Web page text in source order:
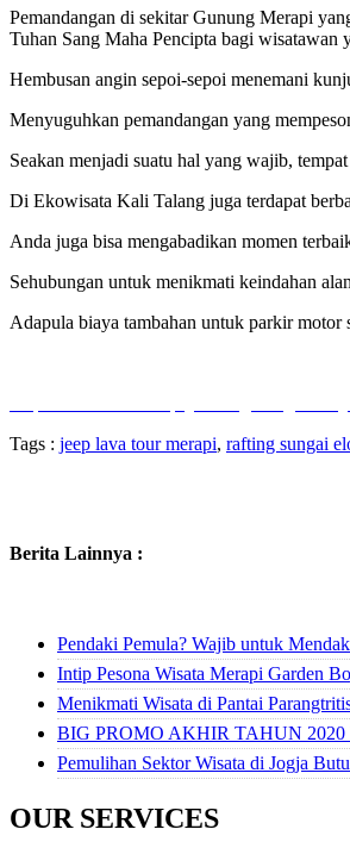
Pemandangan di sekitar Gunung Merapi
Tuhan Sang Maha Pencipta bagi wisatawan
Hembusan angin sepoi-sepoi menemani
Menyuguhkan pemandangan yang
Seakan menjadi suatu hal yang wajib,
Di Ekowisata Kali Talang juga terdapat
Anda juga bisa mengabadikan momen
Sehubungan untuk menikmati keindahan
Adapula biaya tambahan untuk parkir
Tags : jeep lava tour merapi, rafting sungai
Berita Lainnya :
Pendaki Pemula? Wajib untuk
Intip Pesona Wisata Merapi Garden
Menikmati Wisata di Pantai
BIG PROMO AKHIR TAHUN
Pemulihan Sektor Wisata di Jogja
OUR SERVICES